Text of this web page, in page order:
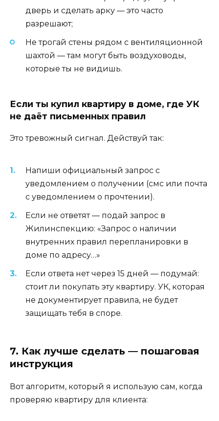
дверь и сделать арку — это часто
разрешают;
Не трогай стены рядом с вентиляционной
шахтой — там могут быть воздуховоды,
которые ты не видишь.
Если ты купил квартиру в доме, где УК
не даёт письменных правил
Это тревожный сигнал. Действуй так:
Напиши официальный запрос с
уведомлением о получении (смс или почта
с уведомлением о прочтении).
Если не ответят — подай запрос в
Жилинспекцию: «Запрос о наличии
внутренних правил перепланировки в
доме по адресу…»
Если ответа нет через 15 дней — подумай:
стоит ли покупать эту квартиру. УК, которая
не документирует правила, не будет
защищать тебя в споре.
7. Как лучше сделать — пошаговая
инструкция
Вот алгоритм, который я использую сам, когда
проверяю квартиру для клиента: